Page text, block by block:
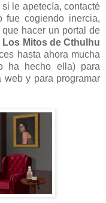
le apetecía, contacté
cogiendo inercia,
hacer un portal de
Los Mitos de Cthulhu
hasta ahora mucha
ha hecho ella) para
y para programar